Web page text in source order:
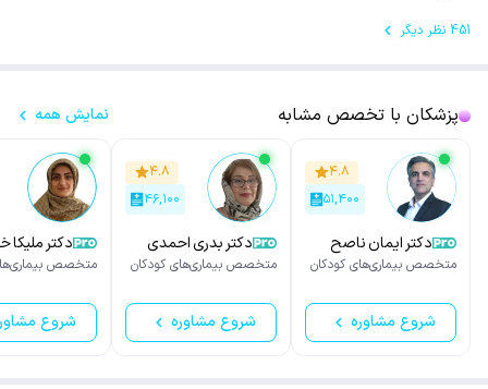
451 نظر دیگر
پزشکان با تخصص مشابه نمایش همه
۴.۸
۵۱,۴۰۰
دکتر ایمان ناصح
متخصص بیماری‌های کودکان
شروع مشاوره
۴.۸
۴۶,۱۰۰
دکتر بدری احمدی
متخصص بیماری‌های کودکان
شروع مشاوره
دکتر
متخصص
شروع